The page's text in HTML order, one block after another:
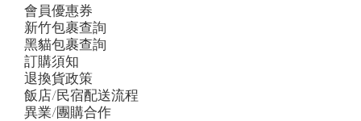
會員優惠券
新竹包裹查詢
黑貓包裹查詢
訂購須知
退換貨政策
飯店/民宿配送流程
異業/團購合作